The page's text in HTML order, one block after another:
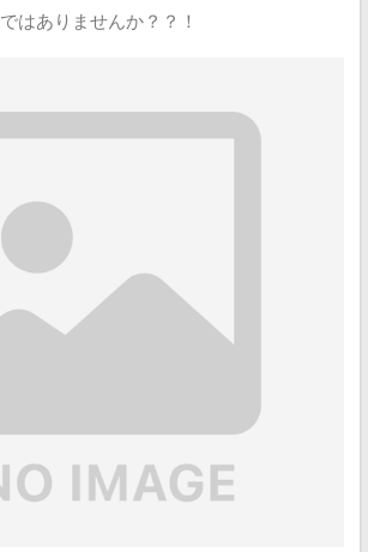
ではありませんか？？！